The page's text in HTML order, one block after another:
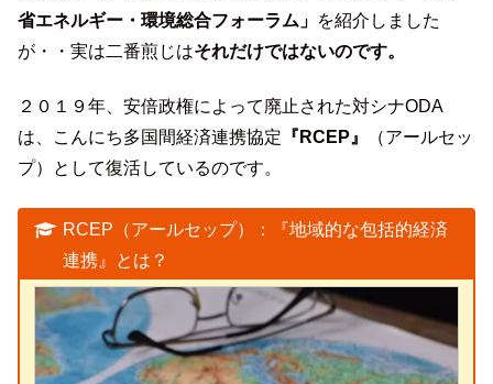
省エネルギー・環境総合フォーラム」 を紹介しました
が・・実は二番煎じはそれだけではないのです。
２０１９年、安倍政権によって廃止された対シナODA
は、こんにち多国間経済連携協定 『RCEP』
（アールセッ
プ）として復活しているのです。
RCEP（アールセップ）：『地域的な包括的経済
連携』とは？